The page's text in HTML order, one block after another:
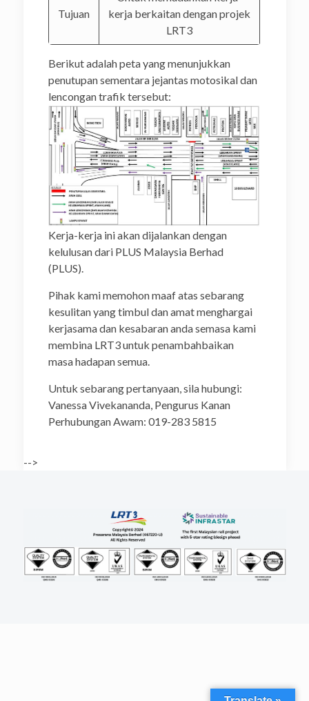
Tujuan
kerja berkaitan dengan projek
LRT3
Berikut adalah peta yang menunjukkan
penutupan sementara jejantas motosikal dan
lencongan trafik tersebut:
Kerja-kerja ini akan dijalankan dengan
kelulusan dari PLUS Malaysia Berhad
(PLUS).
Pihak kami memohon maaf atas sebarang
kesulitan yang timbul dan amat menghargai
kerjasama dan kesabaran anda semasa kami
membina LRT3 untuk penambahbaikan
masa hadapan semua.
Untuk sebarang pertanyaan, sila hubungi:
Vanessa Vivekananda, Pengurus Kanan
Perhubungan Awam: 019-283 5815
-->